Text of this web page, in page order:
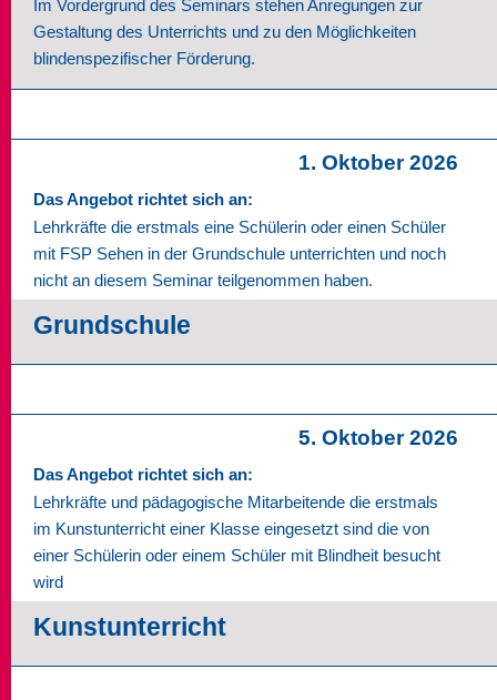
Im Vordergrund des Seminars stehen Anregungen zur
Gestaltung des Unterrichts und zu den Möglichkeiten
blindenspezifischer Förderung.
1. Oktober 2026
Das Angebot richtet sich an:
Lehrkräfte die erstmals eine Schülerin oder einen Schüler
mit FSP Sehen in der Grundschule unterrichten und noch
nicht an diesem Seminar teilgenommen haben.
Grundschule
5. Oktober 2026
Das Angebot richtet sich an:
Lehrkräfte und pädagogische Mitarbeitende die erstmals
im Kunstunterricht einer Klasse eingesetzt sind die von
einer Schülerin oder einem Schüler mit Blindheit besucht
wird
Kunstunterricht